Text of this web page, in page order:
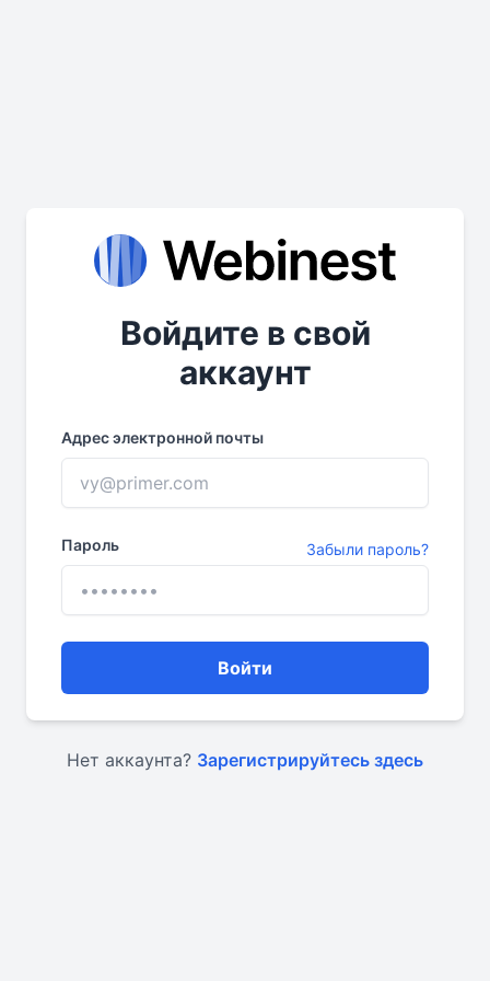
Войдите в свой
аккаунт
Адрес электронной почты
Пароль Забыли пароль?
Войти
Нет аккаунта? Зарегистрируйтесь здесь